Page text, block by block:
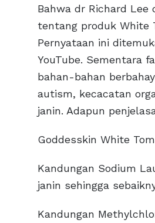
Bahwa dr Richard
tentang produk White
Pernyataan ini
YouTube. Sementara
bahan-bahan
autism, kecacatan
janin. Adapun
Goddesskin White
Kandungan Sodium
janin sehingga
Kandungan